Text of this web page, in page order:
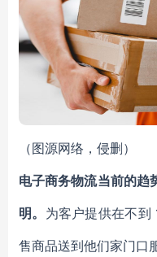
（图源网络，侵删）
电子商务物流当前的趋
明。 为客户提供在不到
售商品送到他们家门口